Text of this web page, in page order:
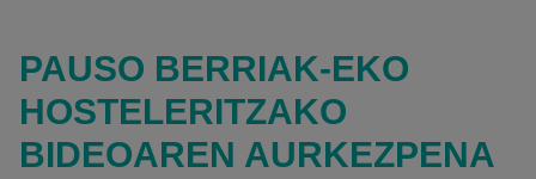
PAUSO BERRIAK-EKO
HOSTELERITZAKO
BIDEOAREN AURKEZPENA